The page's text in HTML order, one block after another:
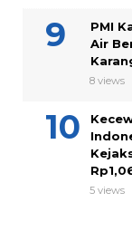
PMI
Air
8 views
5 views